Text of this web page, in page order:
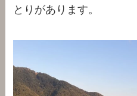
とりがあります。